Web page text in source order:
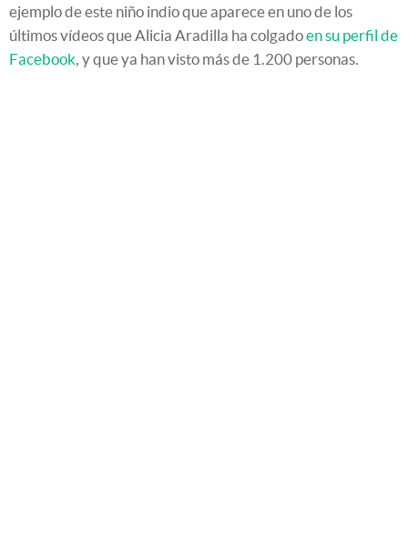
ejemplo de este niño indio que aparece en uno de los
últimos vídeos que Alicia Aradilla ha colgadoen su perfil de
Facebook, y que ya han visto más de 1.200 personas.